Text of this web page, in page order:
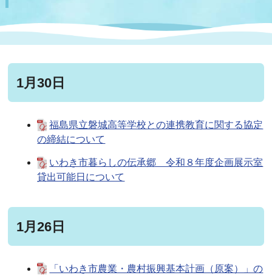
1月30日
福島県立磐城高等学校との連携教育に関する協定
の締結について
いわき市暮らしの伝承郷 令和８年度企画展示室
貸出可能日について
1月26日
「いわき市農業・農村振興基本計画（原案）」の